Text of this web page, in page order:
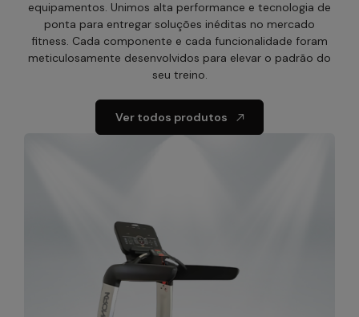
equipamentos. Unimos alta performance e tecnologia de
ponta para entregar soluções inéditas no mercado
fitness. Cada componente e cada funcionalidade foram
meticulosamente desenvolvidos para elevar o padrão do
seu treino.
Ver todos produtos